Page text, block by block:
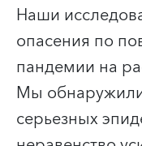
Наши
опасения по
пандемии на
Мы
серьезных